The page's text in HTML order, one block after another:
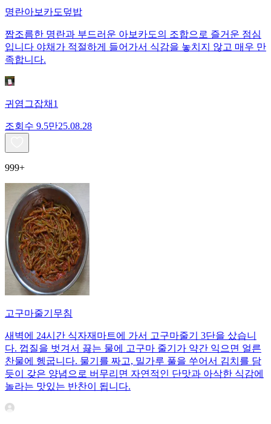
명란아보카도덮밥
짭조름한 명란과 부드러운 아보카도의 조합으로 즐거운 점심
입니다 야채가 적절하게 들어가서 식감을 놓치지 않고 매우 만
족합니다.
귀염그잡채1
조회수 9.5만25.08.28
999+
고구마줄기무침
새벽에 24시간 식자재마트에 가서 고구마줄기 3단을 샀습니
다. 껍질을 벗겨서 끓는 물에 고구마 줄기가 약간 익으면 얼른
찬물에 헹굽니다. 물기를 짜고, 밀가루 풀을 쑤어서 김치를 담
듯이 갖은 양념으로 버무리면 자연적인 단맛과 아삭한 식감에
놀라는 맛있는 반찬이 됩니다.